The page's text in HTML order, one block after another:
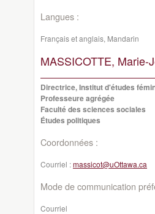
Langues :
Français et anglais, Mandarin
MASSICOTTE, Marie-
Directrice, Institut d'études
Professeure agrégée
Faculté des sciences sociales
Études politiques
Coordonnées :
Courriel :massicot@uOttawa.ca
Mode de communication
Courriel